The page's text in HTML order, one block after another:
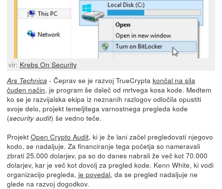
vir: Krebs On Security
Ars Technica - Čeprav se je razvoj TrueCrypta končal na sila
čuden način, je program še daleč od mrtvega kosa kode. Medtem
ko se je razvijalska ekipa iz neznanih razlogov odločila opustiti
svoje delo, projekt temeljitega varnostnega pregleda kode
(security audit) še vedno teče.
Projekt Open Crypto Audit, ki je že lani začel pregledovati njegovo
kodo, se nadaljuje. Za financiranje tega početja so nameravali
zbrati 25.000 dolarjev, pa so do danes nabrali že več kot 70.000
dolarjev, kar je več kot dovolj za pregled kode. Kenn White, ki vodi
organizacijo pregleda, je povedal, da se pregled nadaljuje ne
glede na razvoj dogodkov.